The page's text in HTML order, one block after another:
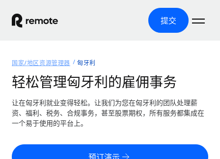
提交
产品
全球招聘
全球薪资管理
轻松运行合规薪资
覆盖全球
资源
工具与计算器
定价
国家/地区资源管理器 匈牙利
轻松管理匈牙利的雇佣事务
让在匈牙利就业变得轻松。让我们为您在匈牙利的团队处理薪
资、福利、税务、合规事务，甚至股票期权，所有服务都集成在
一个易于使用的平台上。
预订演示